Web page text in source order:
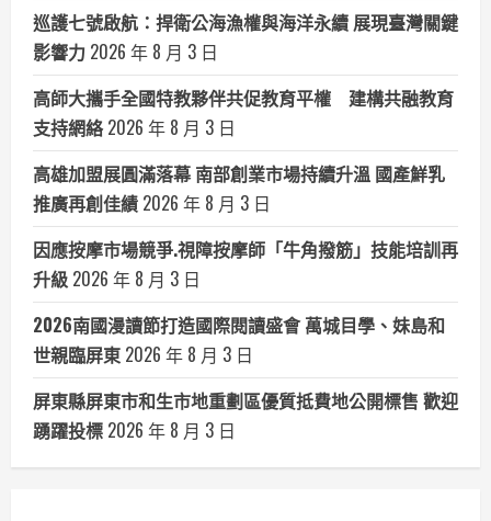
巡護七號啟航：捍衛公海漁權與海洋永續 展現臺灣關鍵
影響力 2026 年 8 月 3 日
高師大攜手全國特教夥伴共促教育平權 建構共融教育
支持網絡 2026 年 8 月 3 日
高雄加盟展圓滿落幕 南部創業市場持續升溫 國產鮮乳
推廣再創佳績 2026 年 8 月 3 日
因應按摩市場競爭.視障按摩師「牛角撥筋」技能培訓再
升級 2026 年 8 月 3 日
2026南國漫讀節打造國際閱讀盛會 萬城目學、妹島和
世親臨屏東 2026 年 8 月 3 日
屏東縣屏東市和生市地重劃區優質抵費地公開標售 歡迎
踴躍投標 2026 年 8 月 3 日